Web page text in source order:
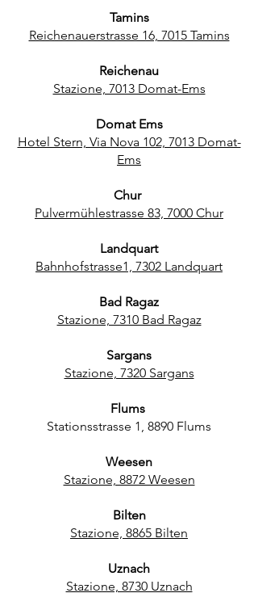
Tamins
Reichenauerstrasse 16, 7015 Tamins
Reichenau
Stazione, 7013 Domat-Ems
Domat Ems
Hotel Stern, Via Nova 102, 7013 Domat-
Ems
Chur
Pulvermühlestrasse 83, 7000 Chur
Landquart
Bahnhofstrasse1, 7302 Landquart
Bad Ragaz
Stazione, 7310 Bad Ragaz
Sargans
Stazione, 7320 Sargans
Flums
Stationsstrasse 1, 8890 Flums
Weesen
Stazione, 8872 Weesen
Bilten
Stazione, 8865 Bilten
Uznach
Stazione, 8730 Uznach